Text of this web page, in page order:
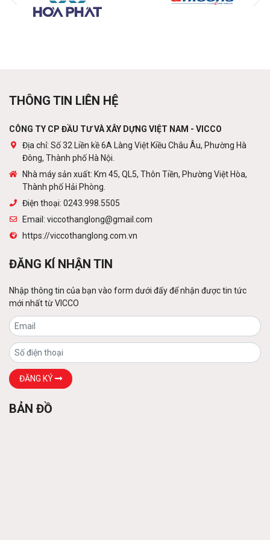
Khung thép tiền chế
Cột viễn thông
Liên hệ
Tấm lợp lớp phủ kim loại
THÔNG TIN LIÊN HỆ
CÔNG TY CP ĐẦU TƯ VÀ XÂY DỰNG VIỆT NAM - VICCO
Địa chỉ: Số 32 Liền kề 6A Làng Việt Kiều Châu Âu, Phường Hà
Đông, Thành phố Hà Nội.
Nhà máy sản xuất: Km 45, QL5, Thôn Tiền, Phường Việt Hòa,
Thành phố Hải Phòng.
Điện thoại: 0243.998.5505
Email: viccothanglong@gmail.com
https://viccothanglong.com.vn
ĐĂNG KÍ NHẬN TIN
Nhập thông tin của bạn vào form dưới đấy để nhận được tin tức
mới nhất từ VICCO
ĐĂNG KÝ
BẢN ĐỒ